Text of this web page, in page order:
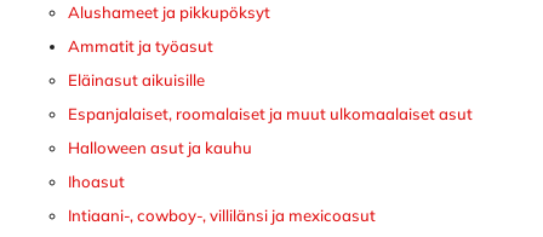
Alushameet ja pikkupöksyt
Ammatit ja työasut
Eläinasut aikuisille
Espanjalaiset, roomalaiset ja muut ulkomaalaiset asut
Halloween asut ja kauhu
Ihoasut
Intiaani-, cowboy-, villilänsi ja mexicoasut